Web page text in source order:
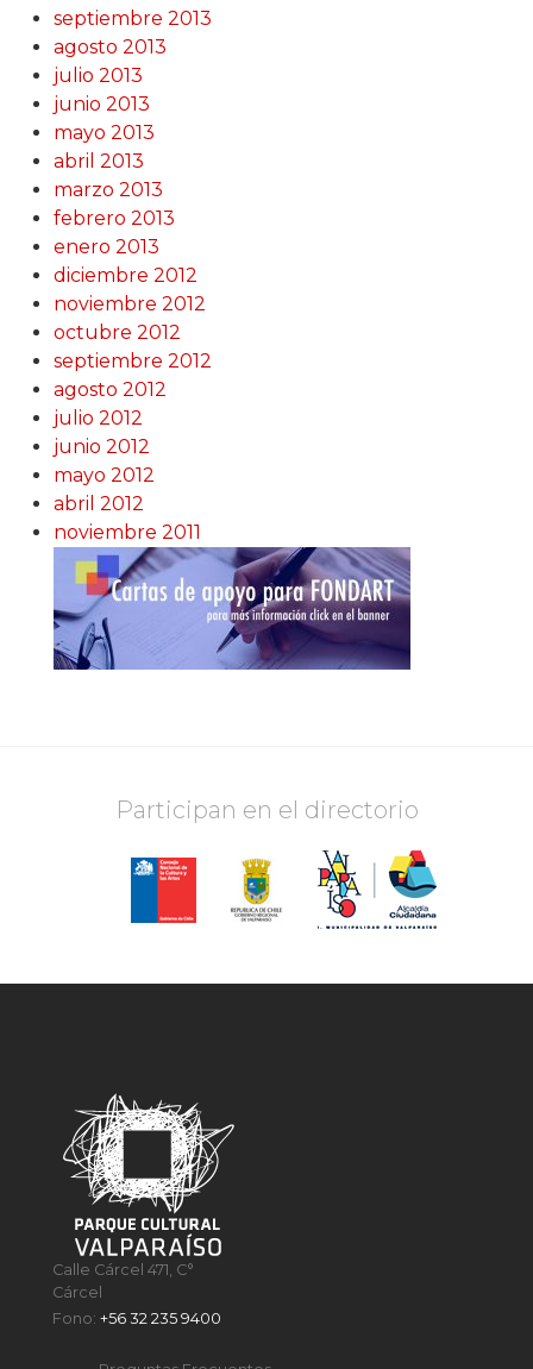
septiembre 2013
agosto 2013
julio 2013
junio 2013
mayo 2013
abril 2013
marzo 2013
febrero 2013
enero 2013
diciembre 2012
noviembre 2012
octubre 2012
septiembre 2012
agosto 2012
julio 2012
junio 2012
mayo 2012
abril 2012
noviembre 2011
Participan en el directorio
Calle Cárcel 471, C°
Cárcel
Fono:+56 32 235 9400